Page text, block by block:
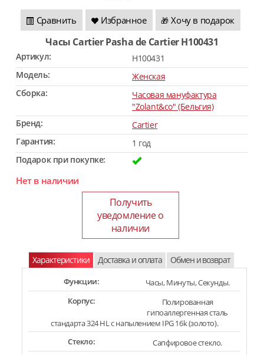
Сравнить Избранное 🎁 Хочу в подарок
Часы Cartier Pasha de Cartier H100431
Артикул:
H100431
Модель:
Женская
Сборка:
Часовая мануфактура
"Zolant&co" (Бельгия)
Бренд:
Cartier
Гарантия:
1 год
Подарок при покупке:
Нет в наличии
Получить
уведомление о
наличии
Характеристики Доставка и оплата Обмен и возврат
Функции:
Часы, Минуты, Секунды.
Корпус:
Полированная
гипоаллергенная сталь
стандарта 324 HL с напылением IPG 16k (золото).
Стекло:
Сапфировое стекло.